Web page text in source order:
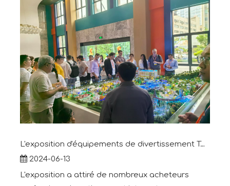
L'exposition d'équipements de divertissement Toy Town s'est terminée avec succès
2024-06-13
L'exposition a attiré de nombreux acheteurs